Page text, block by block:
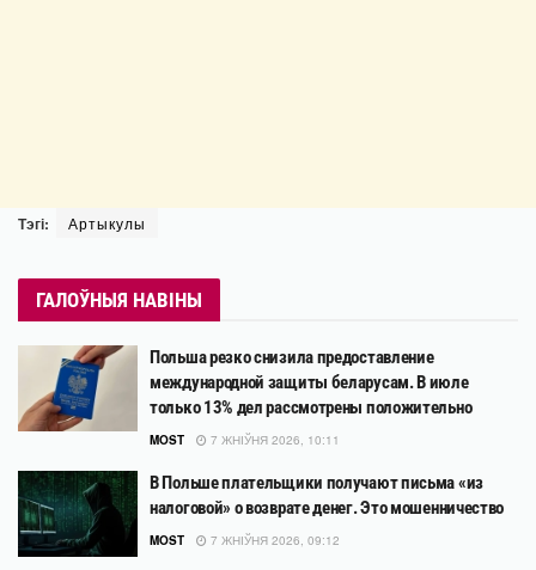
Тэгі: Артыкулы
ГАЛОЎНЫЯ НАВІНЫ
Польша резко снизила предоставление
международной защиты беларусам. В июле
только 13% дел рассмотрены положительно
MOST 7 ЖНІЎНЯ 2026, 10:11
В Польше плательщики получают письма «из
налоговой» о возврате денег. Это мошенничество
MOST 7 ЖНІЎНЯ 2026, 09:12